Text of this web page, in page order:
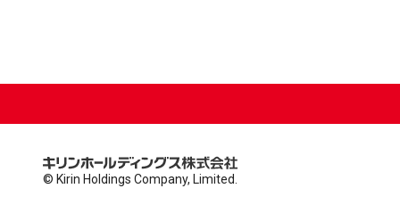
© Kirin Holdings Company, Limited.